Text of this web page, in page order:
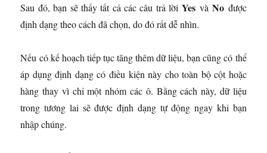
Sau đó, bạn sẽ thấy tất cả các câu trả lờiYes vàNo được
định dạng theo cách đã chọn, do đó rất dễ nhìn.
Nếu có kế hoạch tiếp tục tăng thêm dữ liệu, bạn cũng có thể
áp dụng định dạng có điều kiện này cho toàn bộ cột hoặc
hàng thay vì chỉ một nhóm các ô. Bằng cách này, dữ liệu
trong tương lai sẽ được định dạng tự động ngay khi bạn
nhập chúng.